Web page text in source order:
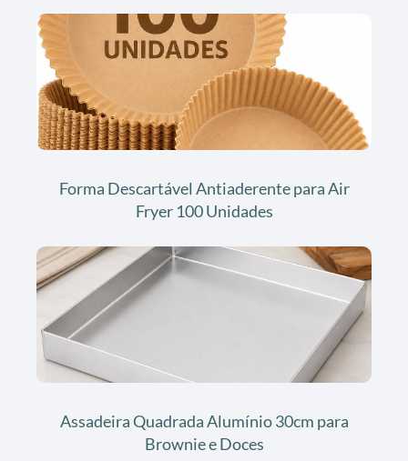
Forma Descartável Antiaderente para Air
Fryer 100 Unidades
Assadeira Quadrada Alumínio 30cm para
Brownie e Doces